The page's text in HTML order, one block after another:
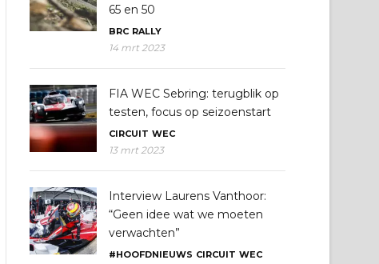
65 en 50
BRC RALLY
14 mrt 2023
FIA WEC Sebring: terugblik op
testen, focus op seizoenstart
CIRCUIT WEC
13 mrt 2023
Interview Laurens Vanthoor:
“Geen idee wat we moeten
verwachten”
#HOOFDNIEUWS CIRCUIT WEC